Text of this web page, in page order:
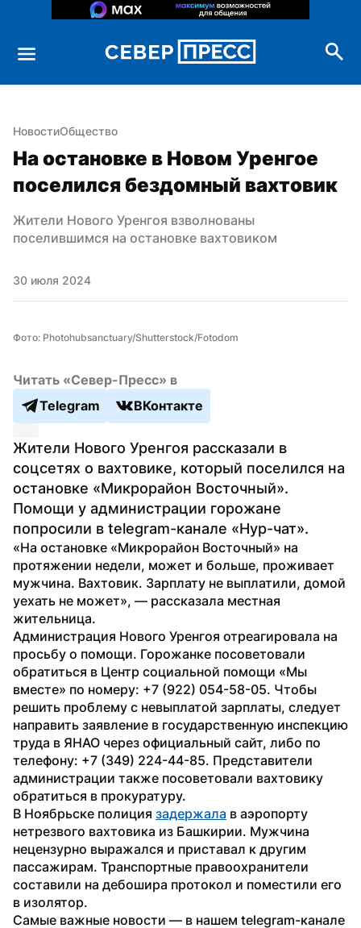
НовостиОбщество
На остановке в Новом Уренгое
поселился бездомный вахтовик
Жители Нового Уренгоя взволнованы
поселившимся на остановке вахтовиком
30 июля 2024
Фото: Photohubsanctuary/Shutterstock/Fotodom
Читать «Север-Пресс» в
Telegram
ВКонтакте
Жители Нового Уренгоя рассказали в
соцсетях о вахтовике, который поселился на
остановке «Микрорайон Восточный».
Помощи у администрации горожане
попросили в telegram-канале «Нур-чат».
«На остановке «Микрорайон Восточный» на
протяжении недели, может и больше, проживает
мужчина. Вахтовик. Зарплату не выплатили, домой
уехать не может», — рассказала местная
жительница.
Администрация Нового Уренгоя отреагировала на
просьбу о помощи. Горожанке посоветовали
обратиться в Центр социальной помощи «Мы
вместе» по номеру: +7 (922) 054-58-05. Чтобы
решить проблему с невыплатой зарплаты, следует
направить заявление в государственную инспекцию
труда в ЯНАО через официальный сайт, либо по
телефону: +7 (349) 224-44-85. Представители
администрации также посоветовали вахтовику
обратиться в прокуратуру.
В Ноябрьске полиция задержала в аэропорту
нетрезвого вахтовика из Башкирии. Мужчина
нецензурно выражался и приставал к другим
пассажирам. Транспортные правоохранители
составили на дебошира протокол и поместили его
в изолятор.